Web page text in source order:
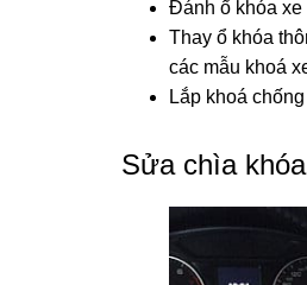
Đánh ổ khóa xe
Thay ổ khóa
các mẫu khoá
Lắp khoá
Sửa chìa